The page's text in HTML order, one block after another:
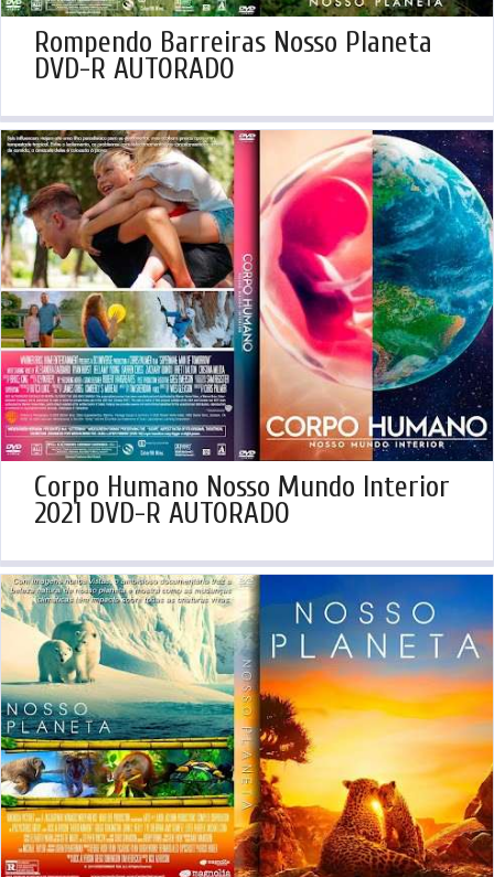
Rompendo Barreiras Nosso Planeta
DVD-R AUTORADO
Corpo Humano Nosso Mundo Interior
2021 DVD-R AUTORADO